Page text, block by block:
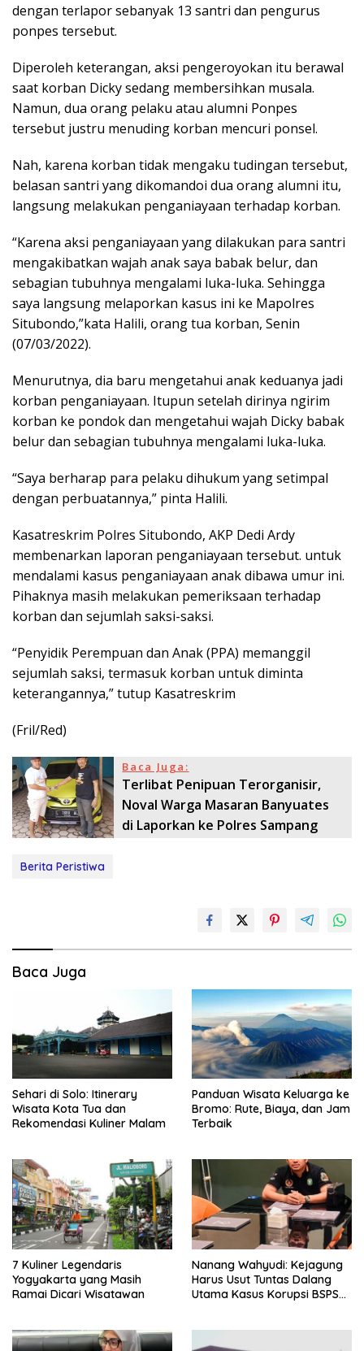
dengan terlapor sebanyak 13 santri dan pengurus
ponpes tersebut.
Diperoleh keterangan, aksi pengeroyokan itu berawal
saat korban Dicky sedang membersihkan musala.
Namun, dua orang pelaku atau alumni Ponpes
tersebut justru menuding korban mencuri ponsel.
Nah, karena korban tidak mengaku tudingan tersebut,
belasan santri yang dikomandoi dua orang alumni itu,
langsung melakukan penganiayaan terhadap korban.
“Karena aksi penganiayaan yang dilakukan para santri
mengakibatkan wajah anak saya babak belur, dan
sebagian tubuhnya mengalami luka-luka. Sehingga
saya langsung melaporkan kasus ini ke Mapolres
Situbondo,”kata Halili, orang tua korban, Senin
(07/03/2022).
Menurutnya, dia baru mengetahui anak keduanya jadi
korban penganiayaan. Itupun setelah dirinya ngirim
korban ke pondok dan mengetahui wajah Dicky babak
belur dan sebagian tubuhnya mengalami luka-luka.
“Saya berharap para pelaku dihukum yang setimpal
dengan perbuatannya,” pinta Halili.
Kasatreskrim Polres Situbondo, AKP Dedi Ardy
membenarkan laporan penganiayaan tersebut. untuk
mendalami kasus penganiayaan anak dibawa umur ini.
Pihaknya masih melakukan pemeriksaan terhadap
korban dan sejumlah saksi-saksi.
“Penyidik Perempuan dan Anak (PPA) memanggil
sejumlah saksi, termasuk korban untuk diminta
keterangannya,” tutup Kasatreskrim
(Fril/Red)
Baca Juga:
Terlibat Penipuan Terorganisir,
Noval Warga Masaran Banyuates
di Laporkan ke Polres Sampang
Berita Peristiwa
Baca Juga
Sehari di Solo: Itinerary
Wisata Kota Tua dan
Rekomendasi Kuliner Malam
Panduan Wisata Keluarga ke
Bromo: Rute, Biaya, dan Jam
Terbaik
7 Kuliner Legendaris
Yogyakarta yang Masih
Ramai Dicari Wisatawan
Nanang Wahyudi: Kejagung
Harus Usut Tuntas Dalang
Utama Kasus Korupsi BSPS